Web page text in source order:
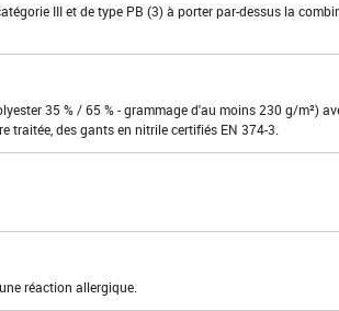
III et de type PB (3) à porter par-dessus la
35 % / 65 % - grammage d'au moins 230 g/m²)
traitée, des gants en nitrile certifiés EN 374-3.
réaction allergique.